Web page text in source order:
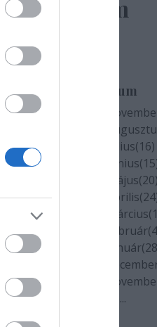
elem
Archívum
2020
2020
2020 július(16)
2020 június(15
2020 május(20)
2020 április(24
2020 március(
2020 február(
2020 január(28
2019
2019
...